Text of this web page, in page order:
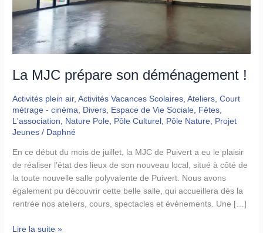
La MJC prépare son déménagement !
Activités plein air,Activités Vacances Scolaires,Ateliers,Court
métrage - cinéma, Divers, Espace de Vie Sociale, Fêtes,
L'association, Nature Pole, Pôle Culturel , Pôle Nature, Projet
Jeunes / Daphné
En ce début du mois de juillet, la MJC de Puivert a eu le plaisir
de réaliser l’état des lieux de son nouveau local, situé à côté de
la toute nouvelle salle polyvalente de Puivert. Nous avons
également pu découvrir cette belle salle, qui accueillera dès la
rentrée nos ateliers, cours, spectacles et événements. Une […]
La
Lire la suite »